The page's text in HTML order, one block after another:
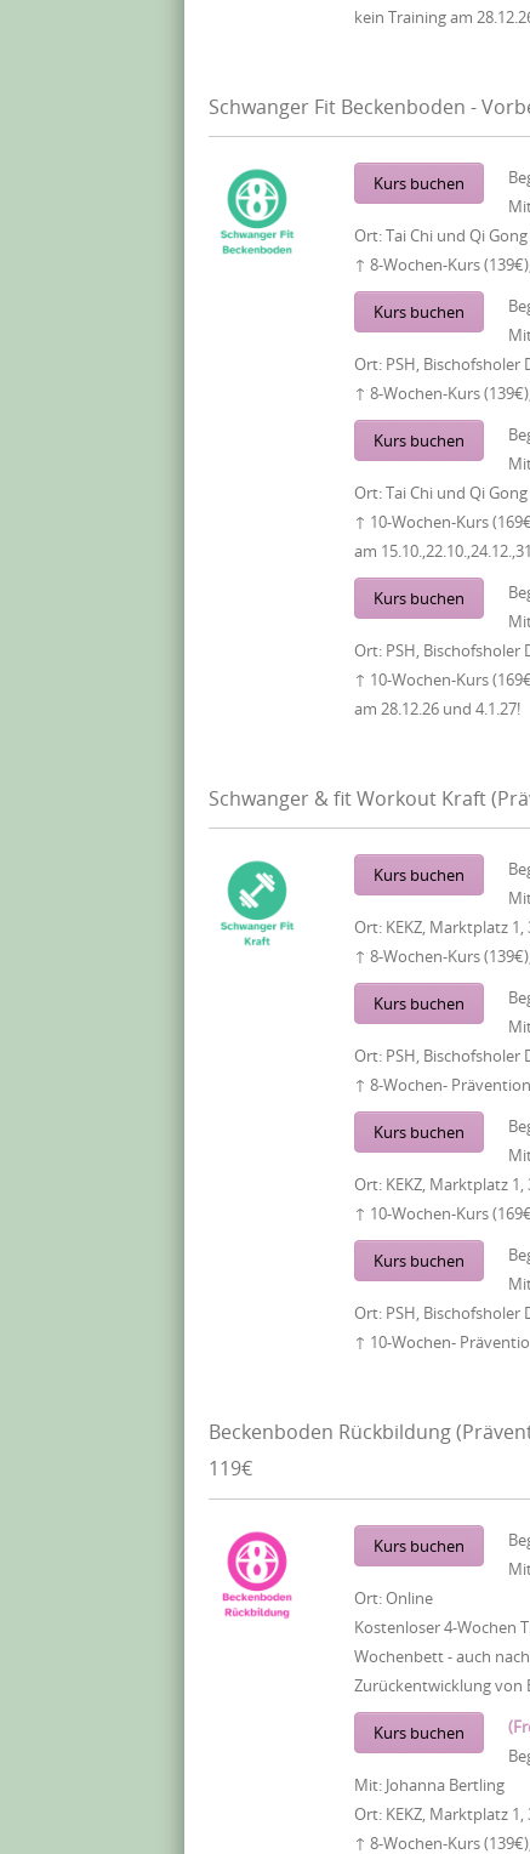
kein Training am
Schwanger Fit Beckenboden -
Kurs buchen
Ort:Tai Chi und Qi
↑ 8-Wochen-Kurs
Kurs buchen
Ort: PSH, Bischofsholer
↑ 8-Wochen-Kurs
Kurs buchen
Ort:Tai Chi und Qi
↑ 10-Wochen-Kurs
am
Kurs buchen
Ort: PSH, Bischofsholer
↑ 10-Wochen-Kurs
am 28.12.26 und 4.1.27!
Schwanger & fit Workout Kraft
Kurs buchen
Ort: KEKZ, Marktplatz
↑ 8-Wochen-Kurs
Kurs buchen
Ort: PSH, Bischofsholer
↑ 8-Wochen-
Kurs buchen
Ort: KEKZ, Marktplatz
↑ 10-Wochen-Kurs
Kurs buchen
Ort: PSH, Bischofsholer
↑ 10-Wochen-
Beckenboden Rückbildung
119€
Kurs buchen
Ort:Online
Kostenloser 4-Wochen
Wochenbett - auch
Zurückentwicklung von
Kurs buchen
Mit: Johanna Bertling
Ort: KEKZ, Marktplatz
↑ 8-Wochen-Kurs